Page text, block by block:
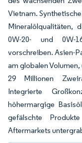
Vietnam.
Mineralölqualitäten,
0W-20- und 0W-
vorschreiben. Asien-
am globalen
29 Millionen
Integrierte
höhermargige
gefälschte
Aftermarkets